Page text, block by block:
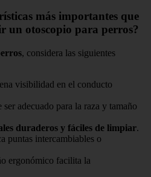
más importantes que
un otoscopio para perros?
, considera las siguientes
visibilidad en el conducto
ser adecuado para la raza y tamaño
duraderos y fáciles de limpiar.
puntas intercambiables o
ergonómico facilita la